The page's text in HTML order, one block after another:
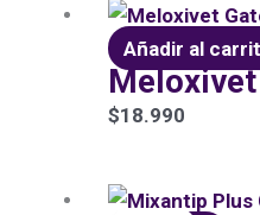
Añadir al
$18.990
El